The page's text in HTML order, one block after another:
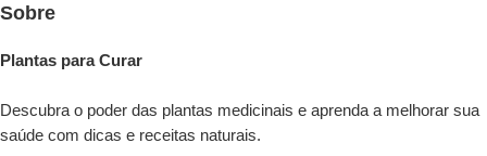
Sobre
Plantas para Curar
Descubra o poder das plantas medicinais e aprenda a melhorar sua
saúde com dicas e receitas naturais.